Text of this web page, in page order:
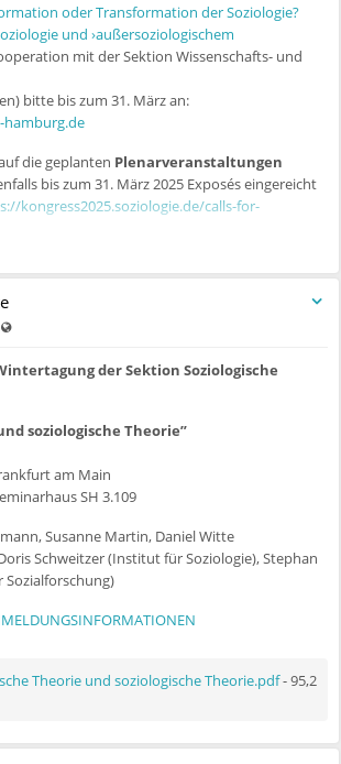
oder Transformation der Soziologie?
und ›außersoziologischem
mit der Sektion Wissenschafts- und
bitte bis zum 31. März an:
hamburg.de
die geplanten Plenarveranstaltungen
bis zum 31. März 2025 Exposés eingereicht
kongress2025.soziologie.de/calls-for-
weshalb wir hier noch einmal gesondert
bitten möchten:
calls-for-
in-transition
undhenning.devries@jura.uni-marburg.de
calls-for-
bitte bis zum 31. März an die Jury:
aachen.deundcordula.kropp@sowi.uni-
für den Vorstand,
Zuletzt aktualisiert 11.07.2025 - 09:54
der Sektion Soziologische
soziologische Theorie”
am Main
SH 3.109
Susanne Martin, Daniel Witte
Schweitzer (Institut für Soziologie), Stephan
Theorie und soziologische Theorie.pdf- 95,2